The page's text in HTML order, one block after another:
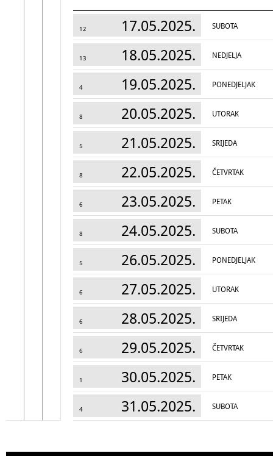
12 17.05.2025. SUBOTA
13 18.05.2025. NEDJELJA
4 19.05.2025. PONEDJELJAK
8 20.05.2025. UTORAK
5 21.05.2025. SRIJEDA
8 22.05.2025. ČETVRTAK
6 23.05.2025. PETAK
8 24.05.2025. SUBOTA
5 26.05.2025. PONEDJELJAK
6 27.05.2025. UTORAK
6 28.05.2025. SRIJEDA
6 29.05.2025. ČETVRTAK
1 30.05.2025. PETAK
4 31.05.2025. SUBOTA